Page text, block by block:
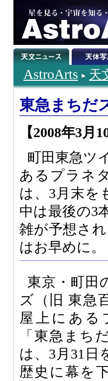
AstroArts 天
東急まちだ
【2008年3
町田東急ツ
あるプラネ
は、3月末を
中は最後の3
雑が予想さ
はお早めに。
東京・町田
ズ（旧 東急
屋上にある
「東急まち
は、3月31日
歴史に幕を